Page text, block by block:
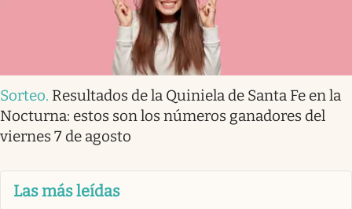
Sorteo. Resultados de la Quiniela de Santa Fe en la
Nocturna: estos son los números ganadores del
viernes 7 de agosto
Las más leídas